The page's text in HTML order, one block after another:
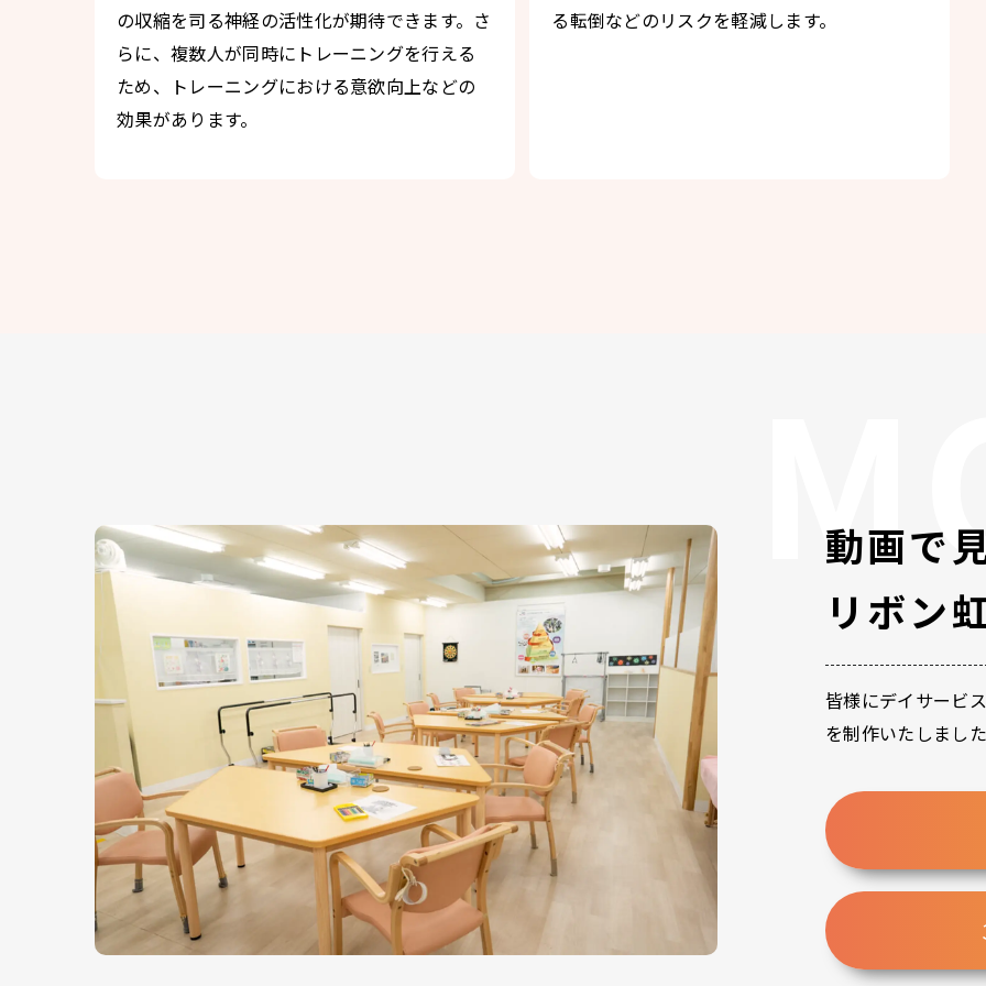
の収縮を司る神経の活性化が期待できます。さ
らに、複数人が同時にトレーニングを行える
ため、トレーニングにおける意欲向上などの
効果があります。
る転倒などのリスクを軽減します。
動画で
リボン
皆様にデイサービ
を制作いたしまし